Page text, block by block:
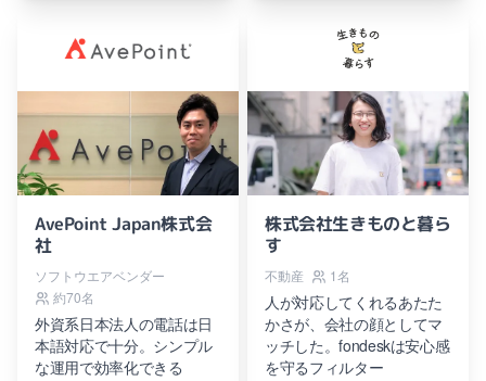
AvePoint Japan株式会
社
ソフトウエアベンダー
約70名
外資系日本法人の電話は日
本語対応で十分。シンプル
な運用で効率化できる
株式会社生きものと暮ら
す
不動産 1名
人が対応してくれるあたた
かさが、会社の顔としてマ
ッチした。fondeskは安心感
を守るフィルター